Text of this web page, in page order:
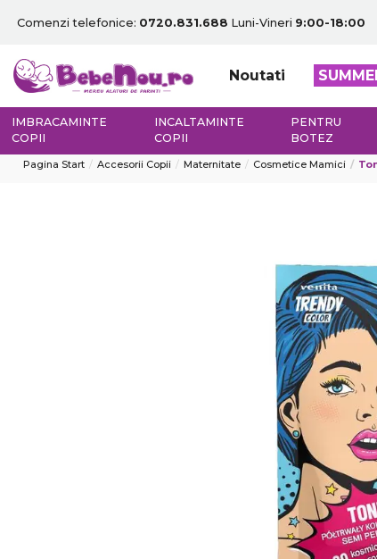
Comenzi telefonice: 0720.831.688 Luni-Vineri 9:00-18:00
Noutati
IMBRACAMINTE
COPII
INCALTAMINTE
COPII
PENTRU
BOTEZ
Pagina Start Accesorii Copii Maternitate Cosmetice Mamici